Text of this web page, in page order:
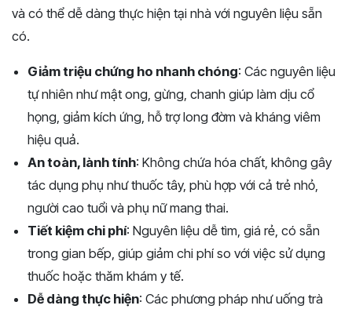
và có thể dễ dàng thực hiện tại nhà với nguyên liệu sẵn
có.
Giảm triệu chứng ho nhanh chóng: Các nguyên liệu
tự nhiên như mật ong, gừng, chanh giúp làm dịu cổ
họng, giảm kích ứng, hỗ trợ long đờm và kháng viêm
hiệu quả.
An toàn, lành tính: Không chứa hóa chất, không gây
tác dụng phụ như thuốc tây, phù hợp với cả trẻ nhỏ,
người cao tuổi và phụ nữ mang thai.
Tiết kiệm chi phí: Nguyên liệu dễ tìm, giá rẻ, có sẵn
trong gian bếp, giúp giảm chi phí so với việc sử dụng
thuốc hoặc thăm khám y tế.
Dễ dàng thực hiện: Các phương pháp như uống trà